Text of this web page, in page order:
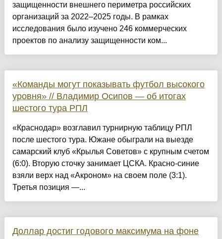
защищенности внешнего периметра российских
организаций за 2022–2025 годы. В рамках
исследования было изучено 246 коммерческих
проектов по анализу защищенности ком...
«Команды могут показывать футбол высокого
уровня» // Владимир Осипов — об итогах
шестого тура РПЛ
«Краснодар» возглавил турнирную таблицу РПЛ
после шестого тура. Южане обыграли на выезде
самарский клуб «Крылья Советов» с крупным счетом
(6:0). Вторую сточку занимает ЦСКА. Красно-синие
взяли верх над «Акроном» на своем поле (3:1).
Третья позиция —...
Доллар достиг годового максимума на фоне